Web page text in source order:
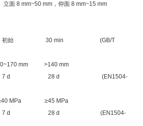
mm~50 mm，仰面 8 mm~15 mm
始 30 min (GB/T
>140 mm
7 d 28 d (EN1504-
≥45 MPa
7 d 28 d (EN1504-